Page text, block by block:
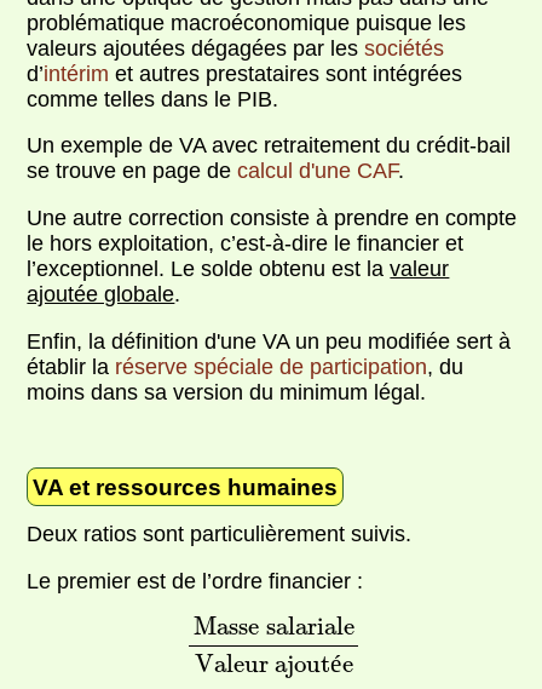
problématique macroéconomique puisque les
valeurs ajoutées dégagées par lessociétés
d’intérim et autres prestataires sont intégrées
comme telles dans le PIB.
Un exemple de VA avec retraitement du crédit-bail
se trouve en page decalcul d'une CAF.
Une autre correction consiste à prendre en compte
le hors exploitation, c’est-à-dire le financier et
l’exceptionnel. Le solde obtenu est lavaleur
ajoutée globale.
Enfin, la définition d'une VA un peu modifiée sert à
établir la réserve spéciale de participation, du
moins dans sa version du minimum légal.
VA et ressources humaines
Deux ratios sont particulièrement suivis.
Le premier est de l’ordre financier :
Masse salariale
Valeur ajoutée
Ma al ri al